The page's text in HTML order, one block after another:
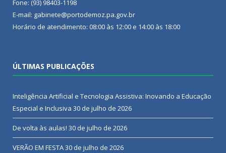
Fone: (93) 98403-1198
E-mail: gabinete@portodemoz.pa.gov.br
Horário de atendimento: 08:00 às 12:00 e 14:00 às 18:00
ÚLTIMAS PUBLICAÇÕES
Inteligência Artificial e Tecnologia Assistiva: Inovando a Educação
Especial e Inclusiva 30 de julho de 2026
De volta às aulas! 30 de julho de 2026
VERÃO EM FESTA30 de julho de 2026